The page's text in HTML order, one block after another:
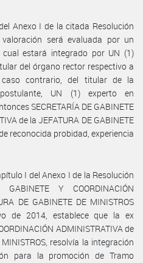
Anexo I de la citada Resolución
será evaluada por un
cual estará integrado por UN (1)
del órgano rector respectivo a
contrario, del titular de la
UN (1) experto en
SECRETARÍA DE GABINETE
de la JEFATURA DE GABINETE
reconocida probidad, experiencia
I del Anexo I de la Resolución
Y COORDINACIÓN
DE GABINETE DE MINISTROS
de 2014, establece que la ex
ADMINISTRATIVA de
resolvía la integración
para la promoción de Tramo